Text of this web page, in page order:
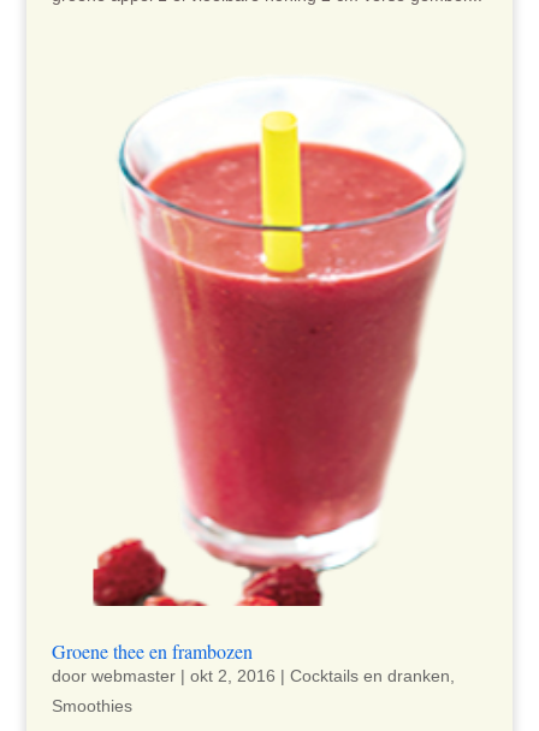
Groene thee en frambozen
door webmaster| okt 2, 2016 | Cocktails en dranken,
Smoothies